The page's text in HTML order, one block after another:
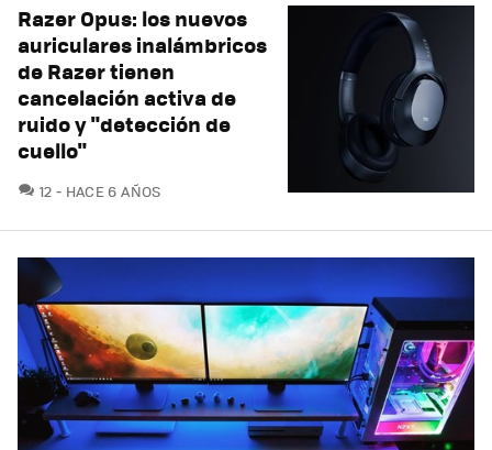
Razer Opus: los nuevos
auriculares inalámbricos
de Razer tienen
cancelación activa de
ruido y "detección de
cuello"
12 COMENTARIOS
HACE 6 AÑOS